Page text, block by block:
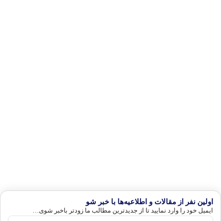
اولین نفر از مقالات و اطلاعیه‌ها با خبر شو
ایمیل خود را وارد نمایید تا از جدیدترین مطالب ما زودتر باخبر شوی…